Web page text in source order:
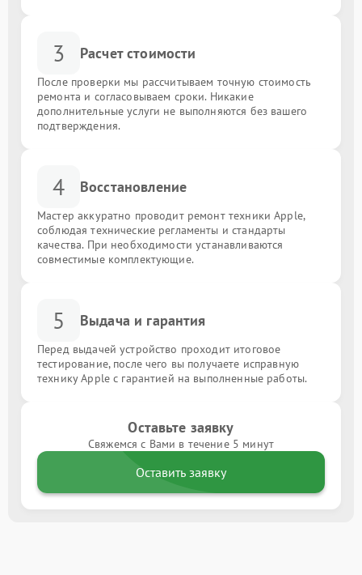
3 Расчет стоимости
После проверки мы рассчитываем точную стоимость
ремонта и согласовываем сроки. Никакие
дополнительные услуги не выполняются без вашего
подтверждения.
4 Восстановление
Мастер аккуратно проводит ремонт техники Apple,
соблюдая технические регламенты и стандарты
качества. При необходимости устанавливаются
совместимые комплектующие.
5 Выдача и гарантия
Перед выдачей устройство проходит итоговое
тестирование, после чего вы получаете исправную
технику Apple с гарантией на выполненные работы.
Оставьте заявку
Свяжемся с Вами в течение 5 минут
Оставить заявку